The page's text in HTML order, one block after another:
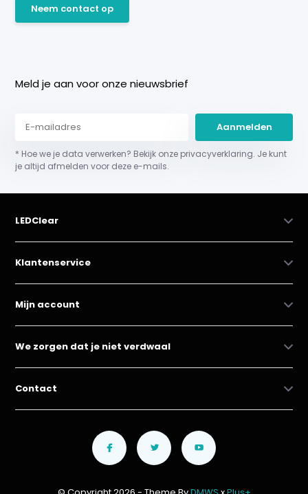
Neem contact op
Meld je aan voor onze nieuwsbrief
Aanmelden
* Hoe we je data verwerken? Bekijk onze privacyverklaring. Je kunt
je altijd afmelden voor deze e-mails.
LEDClear
Klantenservice
Mijn account
We zorgen dat je niet verdwaal
Contact